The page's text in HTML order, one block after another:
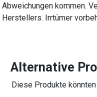
Abweichungen kommen.
Herstellers. Irrtümer
Alternative
Diese Produkte